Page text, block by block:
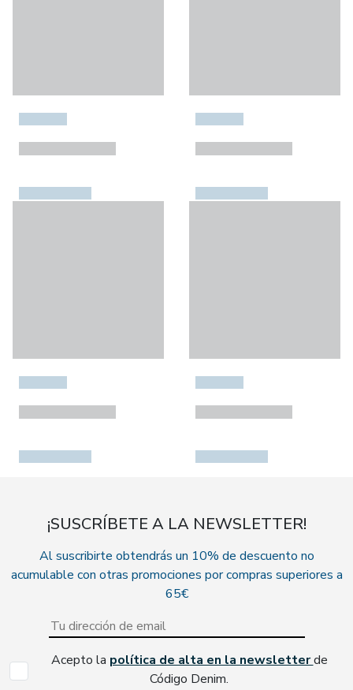
¡SUSCRÍBETE A LA NEWSLETTER!
Al suscribirte obtendrás un 10% de descuento no
acumulable con otras promociones por compras superiores a
65€
Acepto la política de alta en la newsletterde
Código Denim.